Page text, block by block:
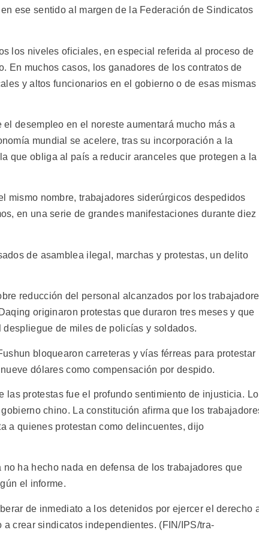
ese sentido al margen de la Federación de Sindicatos
los niveles oficiales, en especial referida al proceso de
En muchos casos, los ganadores de los contratos de
y altos funcionarios en el gobierno o de esas mismas
desempleo en el noreste aumentará mucho más a
mundial se acelere, tras su incorporación a la
que obliga al país a reducir aranceles que protegen a la
mismo nombre, trabajadores siderúrgicos despedidos
en una serie de grandes manifestaciones durante diez
de asamblea ilegal, marchas y protestas, un delito
reducción del personal alcanzados por los
originaron protestas que duraron tres meses y que
de miles de policías y soldados.
bloquearon carreteras y vías férreas para protestar
dólares como compensación por despido.
protestas fue el profundo sentimiento de injusticia.
chino. La constitución afirma que los
a quienes protestan como delincuentes, dijo
ha hecho nada en defensa de los trabajadores que
el informe.
de inmediato a los detenidos por ejercer el derecho
crear sindicatos independientes. (FIN/IPS/tra-